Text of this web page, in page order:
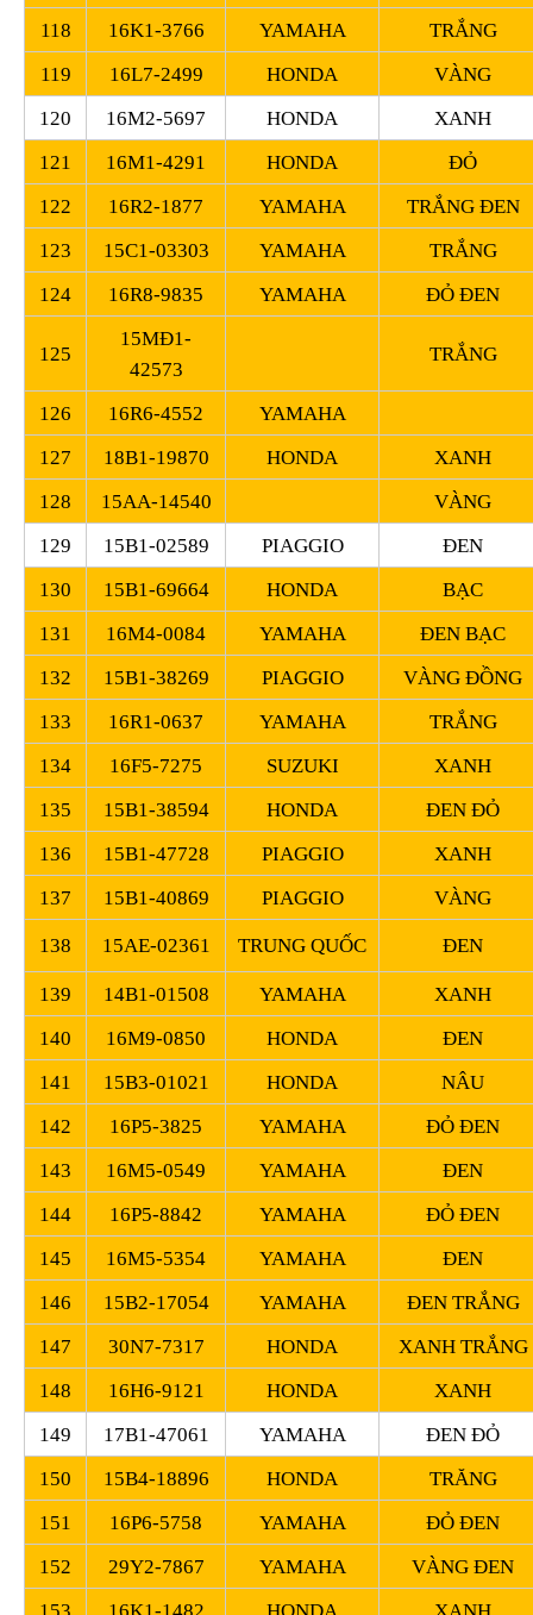
118
16K1-3766 YAMAHA
TRẮNG
119
16L7-2499 HONDA
VÀNG
120
16M2-5697 HONDA
XANH
121
16M1-4291 HONDA
ĐỎ
122
16R2-1877 YAMAHA
TRẮNG ĐEN
123
15C1-03303 YAMAHA
TRẮNG
124
16R8-9835 YAMAHA ĐỎ ĐEN
125
15MĐ1-
42573
TRẮNG
126 16R6-4552
YAMAHA
127
18B1-19870 HONDA
XANH
128
15AA-14540
VÀNG
129
15B1-02589 PIAGGIO
ĐEN
130
15B1-69664 HONDA
BẠC
131
16M4-0084 YAMAHA
ĐEN BẠC
132
15B1-38269 PIAGGIO
VÀNG ĐỒNG
133
16R1-0637 YAMAHA
TRẮNG
134
16F5-7275 SUZUKI
XANH
135
15B1-38594 HONDA
ĐEN ĐỎ
136
15B1-47728 PIAGGIO
XANH
137
15B1-40869 PIAGGIO VÀNG
138 15AE-02361 TRUNG QUỐC ĐEN
139 14B1-01508 YAMAHA
XANH
140
16M9-0850 HONDA
ĐEN
141
15B3-01021 HONDA
NÂU
142
16P5-3825 YAMAHA
ĐỎ ĐEN
143
16M5-0549 YAMAHA
ĐEN
144
16P5-8842 YAMAHA
ĐỎ ĐEN
145
16M5-5354 YAMAHA
ĐEN
146
15B2-17054 YAMAHA
ĐEN TRẮNG
147
30N7-7317 HONDA
XANH TRẮNG
148
16H6-9121 HONDA
XANH
149
17B1-47061 YAMAHA
ĐEN ĐỎ
150
15B4-18896 HONDA
TRĂNG
151
16P6-5758 YAMAHA
ĐỎ ĐEN
152
29Y2-7867 YAMAHA
VÀNG ĐEN